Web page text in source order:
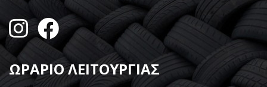
ΩΡΑΡΙΟ ΛΕΙΤΟΥΡΓΙΑΣ